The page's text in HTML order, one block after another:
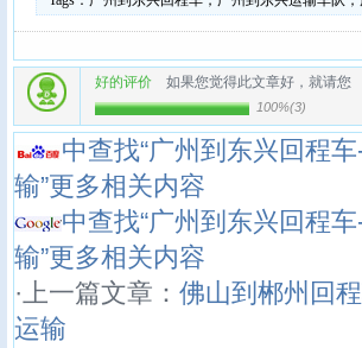
好的评价 如果您觉得此文章好，就请您
100%(3)
中查找“广州到东兴回程
输”更多相关内容
中查找“广州到东兴回程
输”更多相关内容
·上一篇文章： 佛山到郴州回
运输